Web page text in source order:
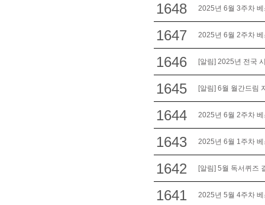
1648 2025년 6월 3주차
1647 2025년 6월 2주차
1646 [알림] 2025년 전국
1645 [알림] 6월 월간드림
1644 2025년 6월 2주차
1643 2025년 6월 1주차
1642 [알림] 5월 독서퀴즈
1641 2025년 5월 4주차